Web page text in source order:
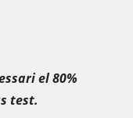
el 80%
test.